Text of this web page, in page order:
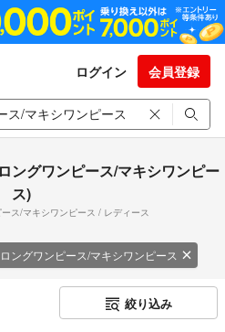
ログイン 会員登録
ングワンピース/マキシワンピー
ス)
ス/マキシワンピース / レディース
ロングワンピース/マキシワンピース
絞り込み